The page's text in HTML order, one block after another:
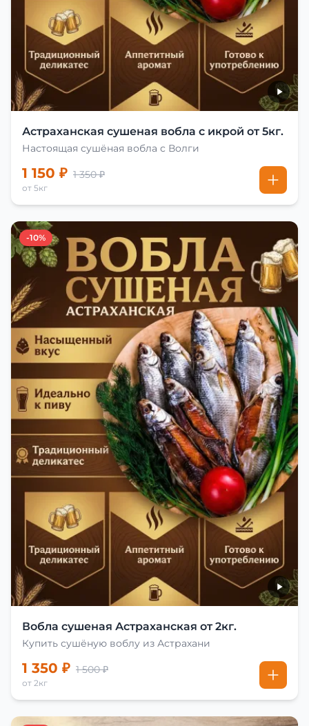
Астраханская сушеная вобла с икрой от 5кг.
Настоящая сушёная вобла с Волги
1 150 ₽ 1 350 ₽
от 5кг
-10%
Вобла сушеная Астраханская от 2кг.
Купить сушёную воблу из Астрахани
1 350 ₽ 1 500 ₽
от 2кг